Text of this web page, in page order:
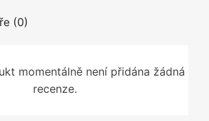
(0)
momentálně není přidána žádná
recenze.